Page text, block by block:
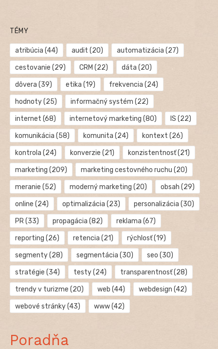
TÉMY
atribúcia (44) audit (20) automatizácia (27)
cestovanie (29) CRM (22) dáta (20)
dôvera (39) etika (19) frekvencia (24)
hodnoty(25) informačný systém (22)
internet (68) internetový marketing (80) IS (22)
komunikácia (58) komunita (24) kontext (26)
kontrola (24) konverzie (21) konzistentnosť(21)
marketing (209) marketing cestovného ruchu (20)
meranie (52) moderný marketing (20) obsah (29)
online (24) optimalizácia (23) personalizácia (30)
PR(33) propagácia (82) reklama (67)
reporting (26) retencia (21) rýchlosť(19)
segmenty(28) segmentácia (30) seo (30)
stratégie (34) testy(24) transparentnosť(28)
trendy v turizme (20) web (44) webdesign (42)
webové stránky(43) www(42)
Poradňa